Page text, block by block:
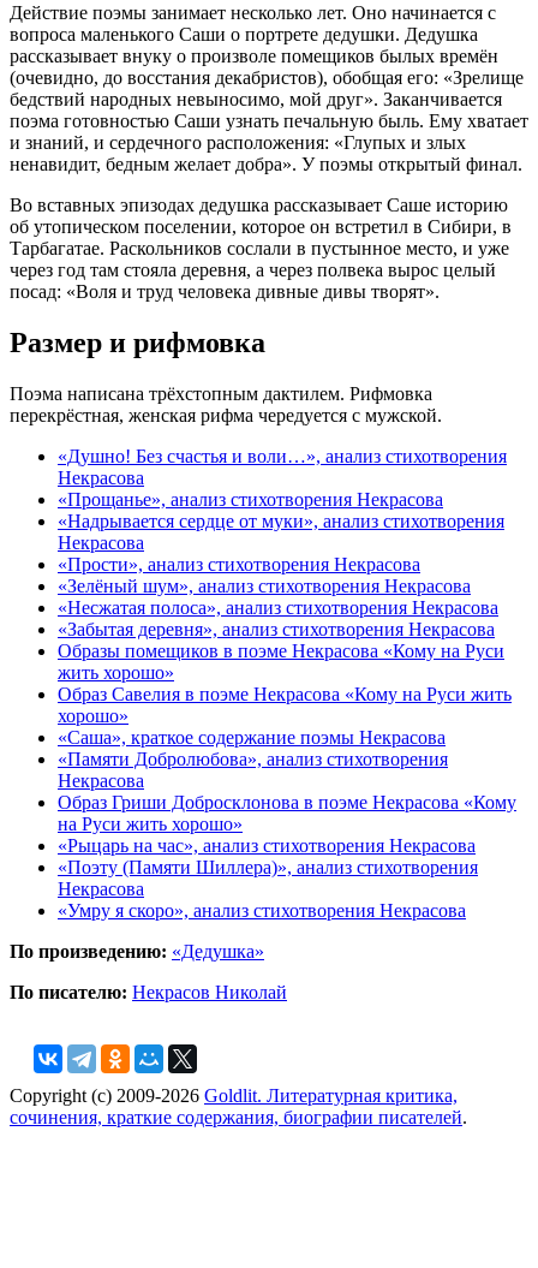
Действие поэмы занимает несколько лет. Оно начинается с
вопроса маленького Саши о портрете дедушки. Дедушка
рассказывает внуку о произволе помещиков былых времён
(очевидно, до восстания декабристов), обобщая его: «Зрелище
бедствий народных невыносимо, мой друг». Заканчивается
поэма готовностью Саши узнать печальную быль. Ему хватает
и знаний, и сердечного расположения: «Глупых и злых
ненавидит, бедным желает добра». У поэмы открытый финал.
Во вставных эпизодах дедушка рассказывает Саше историю
об утопическом поселении, которое он встретил в Сибири, в
Тарбагатае. Раскольников сослали в пустынное место, и уже
через год там стояла деревня, а через полвека вырос целый
посад: «Воля и труд человека дивные дивы творят».
Размер и рифмовка
Поэма написана трёхстопным дактилем. Рифмовка
перекрёстная, женская рифма чередуется с мужской.
«Душно! Без счастья и воли…», анализ стихотворения
Некрасова
«Прощанье», анализ стихотворения Некрасова
«Надрывается сердце от муки», анализ стихотворения
Некрасова
«Прости», анализ стихотворения Некрасова
«Зелёный шум», анализ стихотворения Некрасова
«Несжатая полоса», анализ стихотворения Некрасова
«Забытая деревня», анализ стихотворения Некрасова
Образы помещиков в поэме Некрасова «Кому на Руси
жить хорошо»
Образ Савелия в поэме Некрасова «Кому на Руси жить
хорошо»
«Саша», краткое содержание поэмы Некрасова
«Памяти Добролюбова», анализ стихотворения
Некрасова
Образ Гриши Добросклонова в поэме Некрасова «Кому
на Руси жить хорошо»
«Рыцарь на час», анализ стихотворения Некрасова
«Поэту (Памяти Шиллера)», анализ стихотворения
Некрасова
«Умру я скоро», анализ стихотворения Некрасова
По произведению: «Дедушка»
По писателю: Некрасов Николай
Copyright (c) 2009-2026 Goldlit. Литературная критика,
сочинения, краткие содержания, биографии писателей.